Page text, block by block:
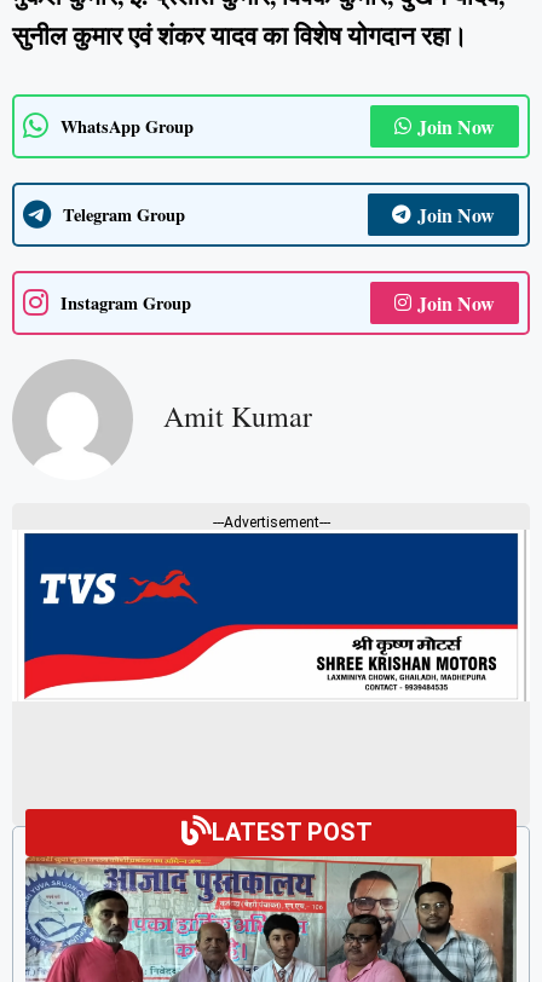
सुनील कुमार एवं शंकर यादव का विशेष योगदान रहा।
WhatsApp Group Join Now
Telegram Group Join Now
Instagram Group Join Now
Amit Kumar
---Advertisement---
LATEST POST